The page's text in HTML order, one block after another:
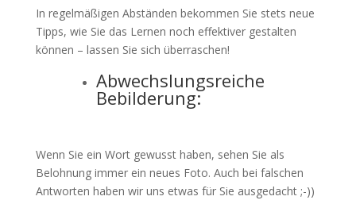
In regelmäßigen Abständen bekommen Sie stets neue
Tipps, wie Sie das Lernen noch effektiver gestalten
können – lassen Sie sich überraschen!
Abwechslungsreiche
Bebilderung:
Wenn Sie ein Wort gewusst haben, sehen Sie als
Belohnung immer ein neues Foto. Auch bei falschen
Antworten haben wir uns etwas für Sie ausgedacht ;-))